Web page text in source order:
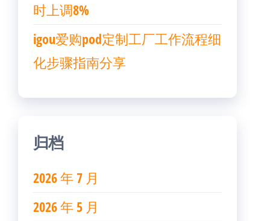
时上调8%
igou爱购pod定制工厂工作流程细
化步骤指南分享
归档
2026 年 7 月
2026 年 5 月